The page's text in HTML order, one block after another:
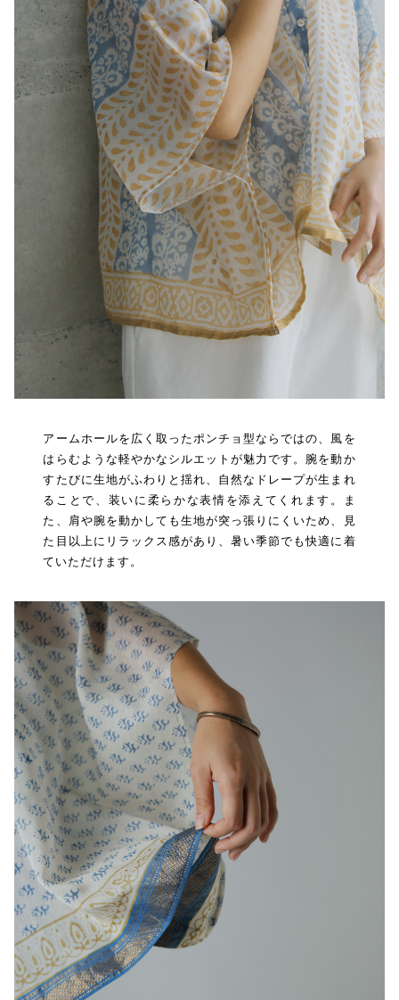
アームホールを広く取ったポンチョ型ならではの、風を
はらむような軽やかなシルエットが魅力です。腕を動か
すたびに生地がふわりと揺れ、自然なドレープが生まれ
ることで、装いに柔らかな表情を添えてくれます。ま
た、肩や腕を動かしても生地が突っ張りにくいため、見
た目以上にリラックス感があり、暑い季節でも快適に着
ていただけます。